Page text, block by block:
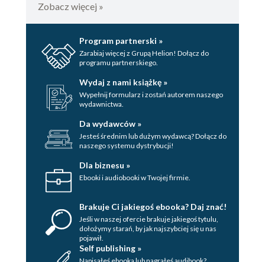
Zobacz więcej »
Program partnerski »
Zarabiaj więcej z Grupą Helion! Dołącz do
programu partnerskiego.
Wydaj z nami książkę »
Wypełnij formularz i zostań autorem naszego
wydawnictwa.
Da wydawców »
Jesteś średnim lub dużym wydawcą? Dołącz do
naszego systemu dystrybucji!
Dla biznesu »
Ebooki i audiobooki w Twojej firmie.
Brakuje Ci jakiegoś ebooka? Daj znać!
Jeśli w naszej ofercie brakuje jakiegoś tytulu,
dołożymy starań, by jak najszybciej się u nas
pojawił.
Self publishing »